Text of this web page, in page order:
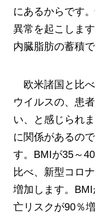
にあるからです
異常を起こしま
内臓脂肪の蓄積で
欧米諸国と比
ウイルスの、患
い、と感じられ
に関係があるの
す。BMIが35～
比べ、新型コロ
増加します。
亡リスクが90％